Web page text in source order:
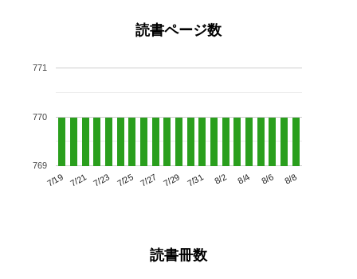
読書ページ数
7/19 7/21 7/23 7/25 7/27 7/29 7/31 8/2 8/4 8/6 8/8
769
770
771
読書冊数